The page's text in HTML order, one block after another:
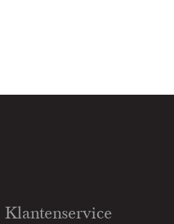
Klantenservice